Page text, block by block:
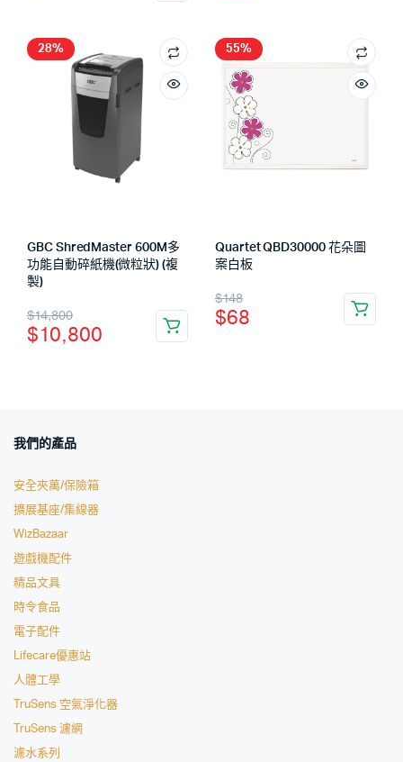
28%
GBC ShredMaster 600M多
功能自動碎紙機(微粒狀) (複
製)
$14,800
$10,800
55%
Quartet QBD30000 花朵圖
案白板
$148
$68
我們的產品
安全夾萬/保險箱
擴展基座/集線器
WizBazaar
遊戲機配件
精品文具
時令食品
電子配件
Lifecare優惠站
人體工學
TruSens 空氣淨化器
TruSens 濾網
濾水系列